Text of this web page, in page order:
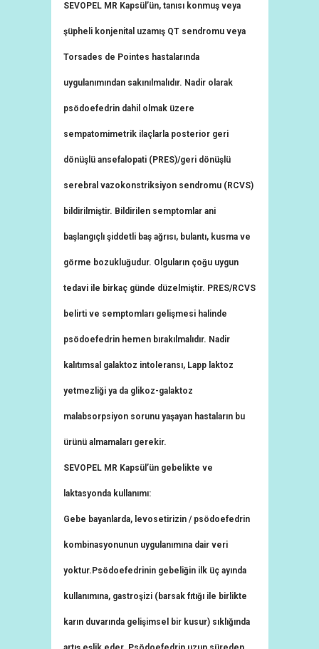
SEVOPEL MR Kapsül’ün, tanısı konmuş veya
şüpheli konjenital uzamış QT sendromu veya
Torsades de Pointes hastalarında
uygulanımından sakınılmalıdır. Nadir olarak
psödoefedrin dahil olmak üzere
sempatomimetrik ilaçlarla posterior geri
dönüşlü ansefalopati (PRES)/geri dönüşlü
serebral vazokonstriksiyon sendromu (RCVS)
bildirilmiştir. Bildirilen semptomlar ani
başlangıçlı şiddetli baş ağrısı, bulantı, kusma ve
görme bozukluğudur. Olguların çoğu uygun
tedavi ile birkaç günde düzelmiştir. PRES/RCVS
belirti ve semptomları gelişmesi halinde
psödoefedrin hemen bırakılmalıdır. Nadir
kalıtımsal galaktoz intoleransı, Lapp laktoz
yetmezliği ya da glikoz-galaktoz
malabsorpsiyon sorunu yaşayan hastaların bu
ürünü almamaları gerekir.
SEVOPEL MR Kapsül’ün gebelikte ve
laktasyonda kullanımı:
Gebe bayanlarda, levosetirizin / psödoefedrin
kombinasyonunun uygulanımına dair veri
yoktur.Psödoefedrinin gebeliğin ilk üç ayında
kullanımına, gastroşizi (barsak fıtığı ile birlikte
karın duvarında gelişimsel bir kusur) sıklığında